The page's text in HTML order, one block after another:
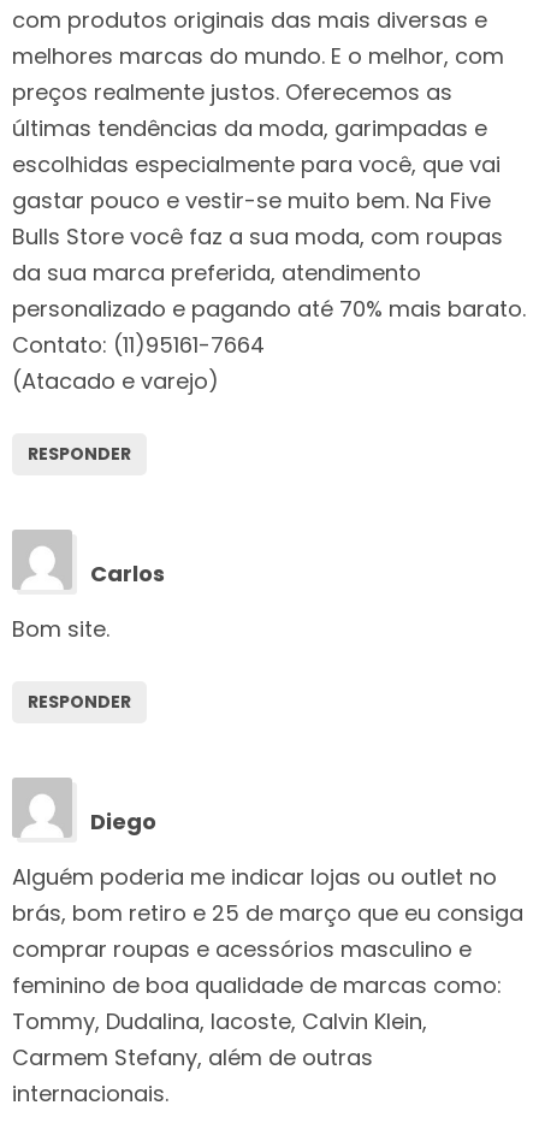
com produtos originais das mais diversas e
melhores marcas do mundo. E o melhor, com
preços realmente justos. Oferecemos as
últimas tendências da moda, garimpadas e
escolhidas especialmente para você, que vai
gastar pouco e vestir-se muito bem. Na Five
Bulls Store você faz a sua moda, com roupas
da sua marca preferida, atendimento
personalizado e pagando até 70% mais barato.
Contato: (11)95161-7664
(Atacado e varejo)
RESPONDER
Carlos
Bom site.
RESPONDER
Diego
Alguém poderia me indicar lojas ou outlet no
brás, bom retiro e 25 de março que eu consiga
comprar roupas e acessórios masculino e
feminino de boa qualidade de marcas como:
Tommy, Dudalina, lacoste, Calvin Klein,
Carmem Stefany, além de outras
internacionais.